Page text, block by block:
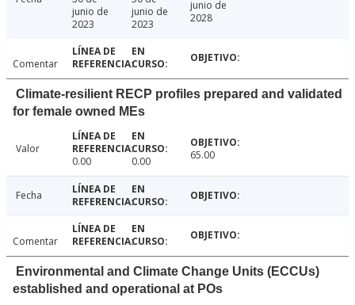
junio de
2023
junio de
2023
junio de
2028
Comentar
Climate-resilient RECP profiles prepared and validated
for female owned MEs
Valor
0.00
0.00 65.00
Fecha
Comentar
Environmental and Climate Change Units (ECCUs)
established and operational at POs